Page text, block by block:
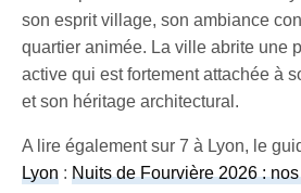
son esprit village, son ambiance
quartier animée. La ville abrite une
active qui est fortement attachée à
et son héritage architectural.
A lire également sur 7 à Lyon, le
Lyon :Nuits de Fourvière 2026 :